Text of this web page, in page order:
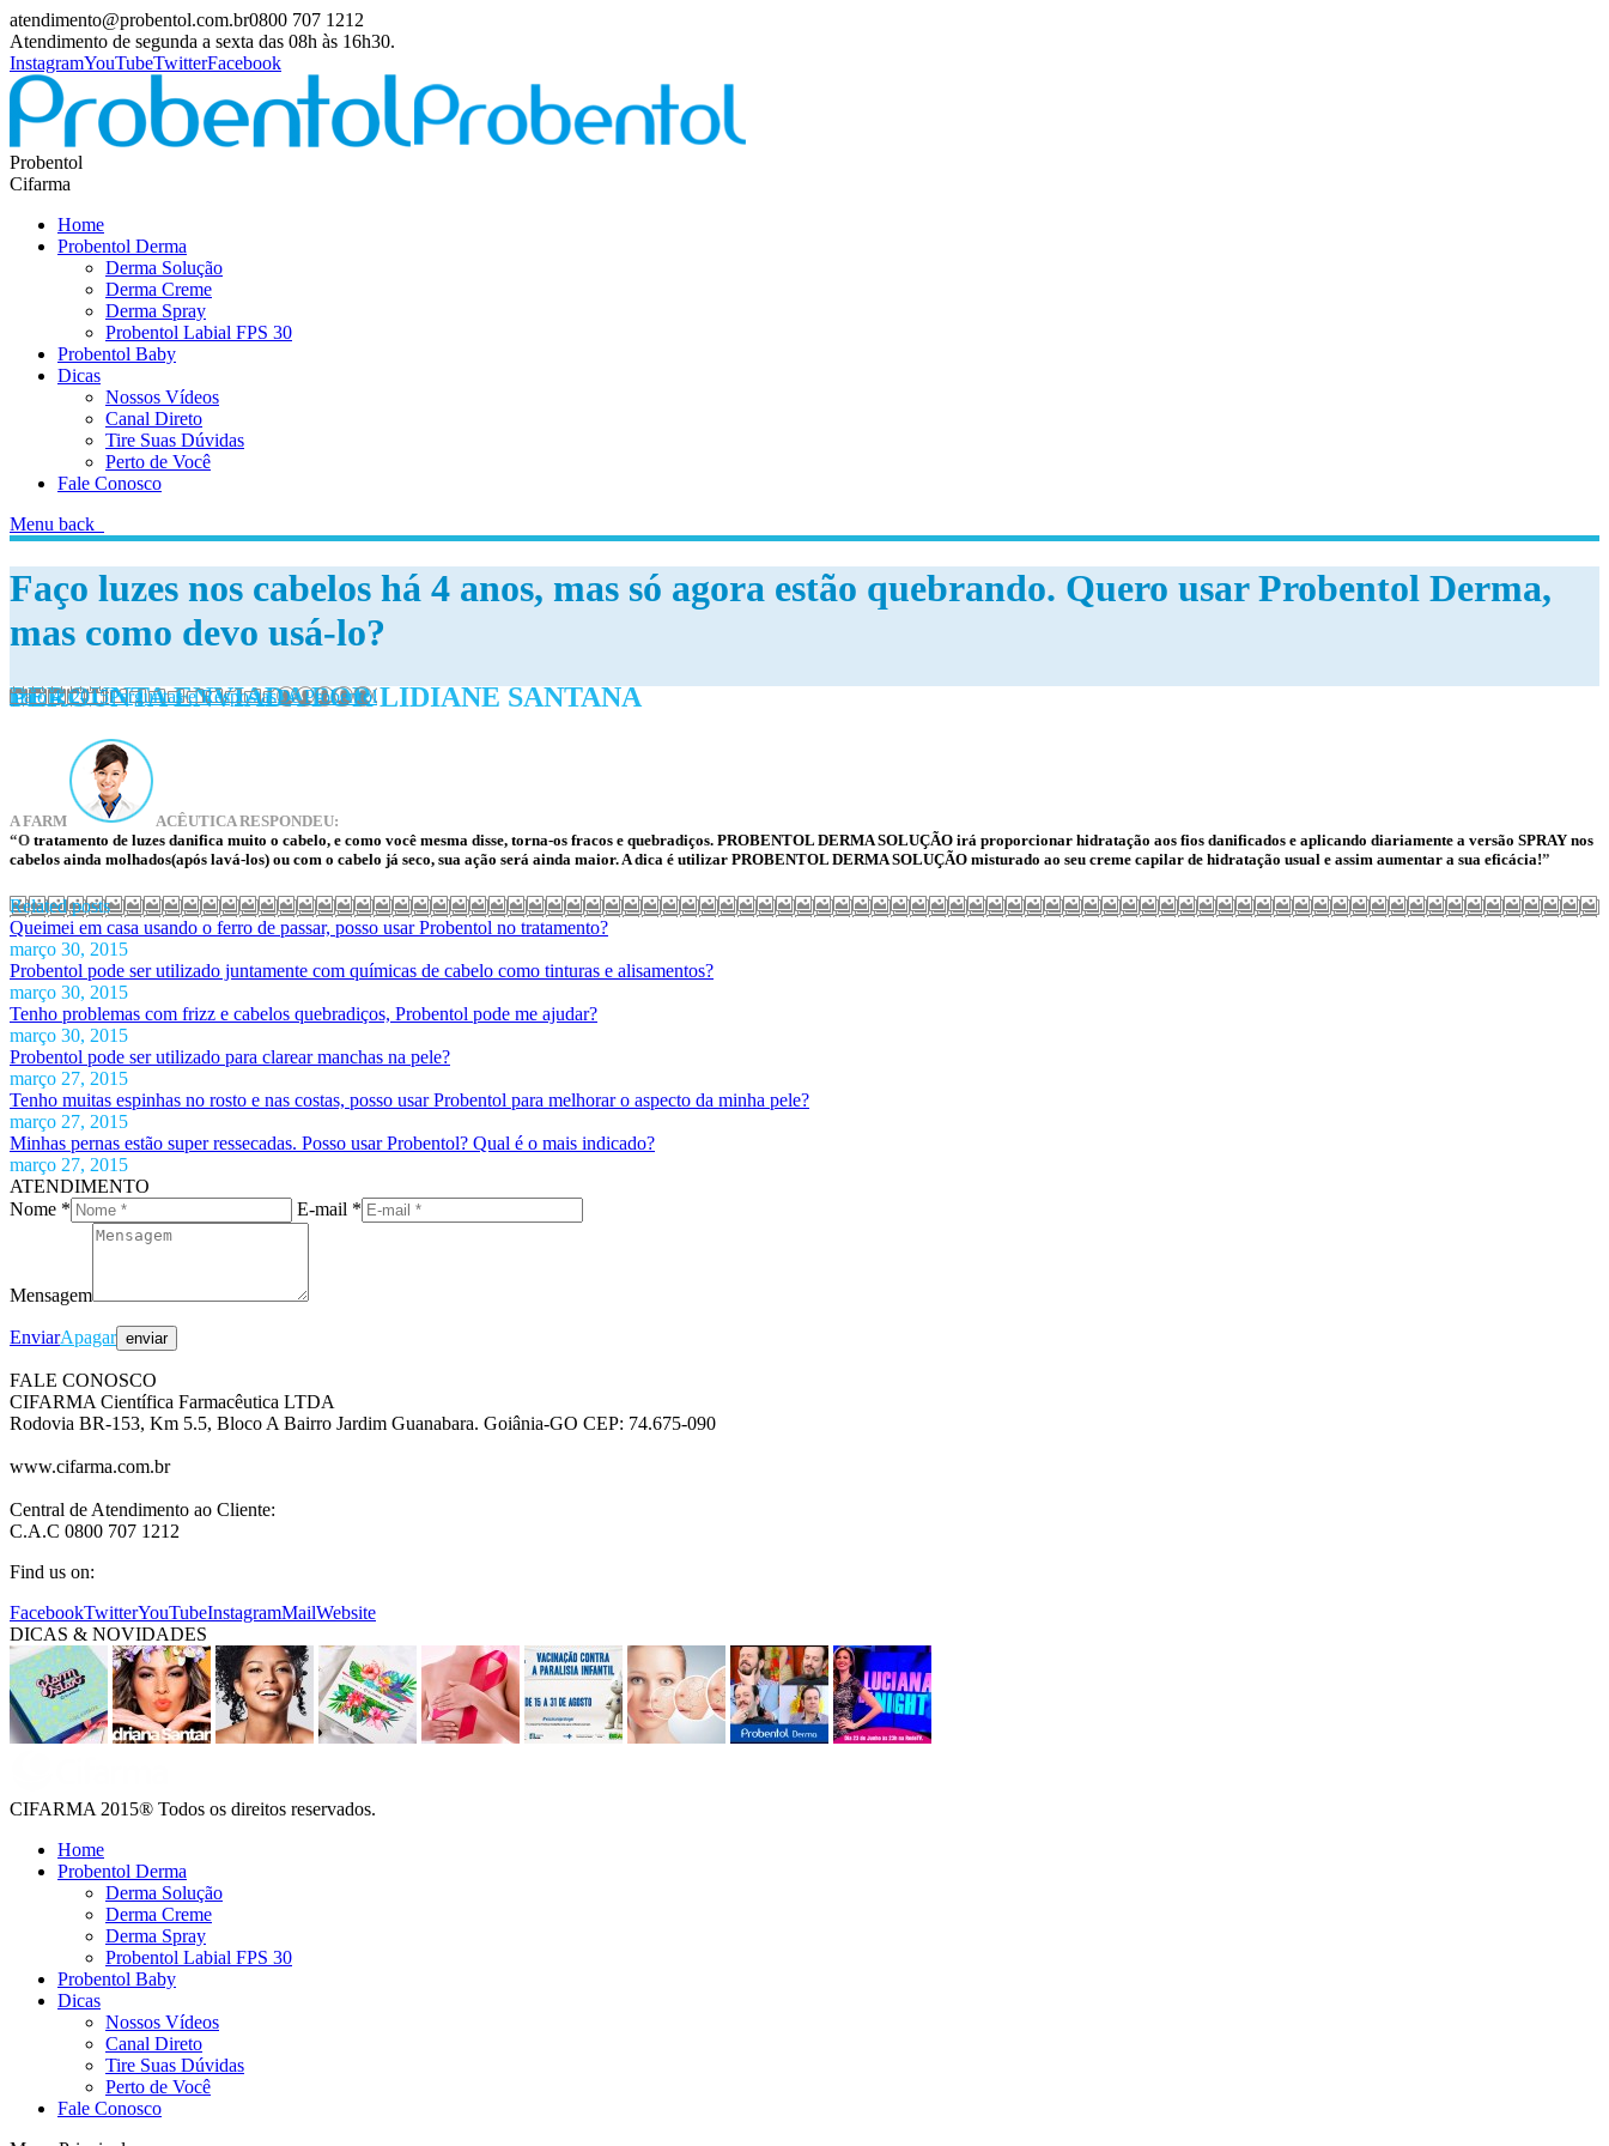
atendimento@probentol.com.br0800 707 1212
Atendimento de segunda a sexta das 08h às 16h30.
InstagramYouTubeTwitterFacebook
Probentol
Cifarma
Home
Probentol Derma
Derma Solução
Derma Creme
Derma Spray
Probentol Labial FPS 30
Probentol Baby
Dicas
Nossos Vídeos
Canal Direto
Tire Suas Dúvidas
Perto de Você
Fale Conosco
Menu back
Faço luzes nos cabelos há 4 anos, mas só agora estão quebrando. Quero usar Probentol Derma,
mas como devo usá-lo?
PERGUNTA ENVIADA POR LIDIANE SANTANA
maio 4, 2015Perguntas e RespostasDeProbentol
A FARM
ACÊUTICA RESPONDEU:
“O tratamento de luzes danifica muito o cabelo, e como você mesma disse, torna-os fracos e quebradiços. PROBENTOL DERMA SOLUÇÃO irá proporcionar hidratação aos fios danificados e aplicando diariamente a versão SPRAY nos
cabelos ainda molhados(após lavá-los) ou com o cabelo já seco, sua ação será ainda maior. A dica é utilizar PROBENTOL DERMA SOLUÇÃO misturado ao seu creme capilar de hidratação usual e assim aumentar a sua eficácia!”
Related posts
Queimei em casa usando o ferro de passar, posso usar Probentol no tratamento?
março 30, 2015
Probentol pode ser utilizado juntamente com químicas de cabelo como tinturas e alisamentos?
março 30, 2015
Tenho problemas com frizz e cabelos quebradiços, Probentol pode me ajudar?
março 30, 2015
Probentol pode ser utilizado para clarear manchas na pele?
março 27, 2015
Tenho muitas espinhas no rosto e nas costas, posso usar Probentol para melhorar o aspecto da minha pele?
março 27, 2015
Minhas pernas estão super ressecadas. Posso usar Probentol? Qual é o mais indicado?
março 27, 2015
ATENDIMENTO
Nome *
E-mail *
Mensagem
EnviarApagar
FALE CONOSCO
CIFARMA Científica Farmacêutica LTDA
Rodovia BR-153, Km 5.5, Bloco A Bairro Jardim Guanabara. Goiânia-GO CEP: 74.675-090
www.cifarma.com.br
Central de Atendimento ao Cliente:
C.A.C 0800 707 1212
Find us on:
FacebookTwitterYouTubeInstagramMailWebsite
DICAS & NOVIDADES
CIFARMA 2015® Todos os direitos reservados.
Home
Probentol Derma
Derma Solução
Derma Creme
Derma Spray
Probentol Labial FPS 30
Probentol Baby
Dicas
Nossos Vídeos
Canal Direto
Tire Suas Dúvidas
Perto de Você
Fale Conosco